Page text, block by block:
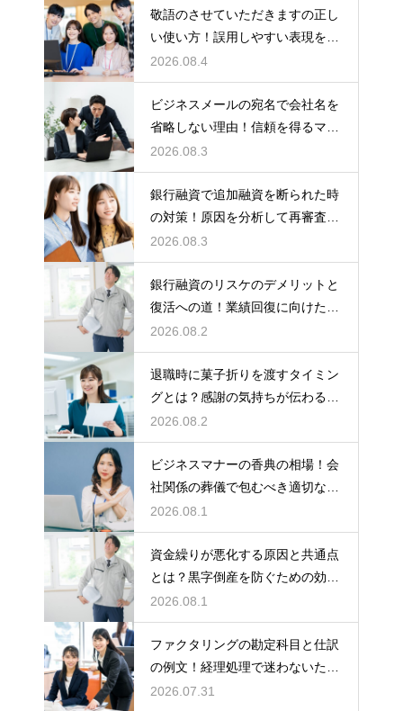
敬語のさせていただきますの正し
い使い方！誤用しやすい表現を理
解する術
2026.08.4
ビジネスメールの宛名で会社名を
省略しない理由！信頼を得るマナ
ー
2026.08.3
銀行融資で追加融資を断られた時
の対策！原因を分析して再審査を
狙う
2026.08.3
銀行融資のリスケのデメリットと
復活への道！業績回復に向けた事
業計画
2026.08.2
退職時に菓子折りを渡すタイミン
グとは？感謝の気持ちが伝わる正
しいマナー
2026.08.2
ビジネスマナーの香典の相場！会
社関係の葬儀で包むべき適切な金
額の目安
2026.08.1
資金繰りが悪化する原因と共通点
とは？黒字倒産を防ぐための効果
的な対策
2026.08.1
ファクタリングの勘定科目と仕訳
の例文！経理処理で迷わないため
の知識
2026.07.31